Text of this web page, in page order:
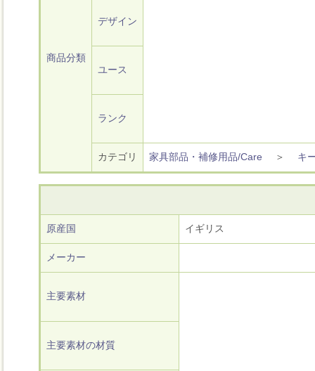
商品分類
デザイン
ユース
ランク
カテゴリ 家具部品・補修用品/Care ＞ キ
原産国 イギリス
メーカー
主要素材
主要素材の材質